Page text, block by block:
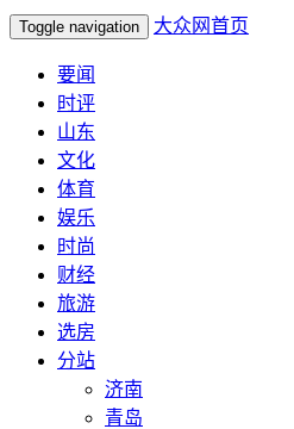
Toggle navigation 大众网首页
要闻
时评
山东
文化
体育
娱乐
时尚
财经
旅游
选房
分站
济南
青岛